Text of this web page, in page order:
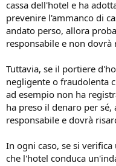
tua posizione.
cassa dell'hotel e ha
prevenire l'ammanco di
andato perso, allora
responsabile e non
Tuttavia, se il portiere
negligente o fraudolenta
ad esempio non ha
ha preso il denaro per
responsabile e dovrà
In ogni caso, se si
che l'hotel conduca